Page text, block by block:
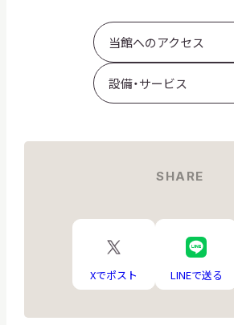
当館へのアクセス
設備・サービス
SHARE
X
ロ
ゴ
Xでポスト
LINE
ロ
ゴ
LINEで送る